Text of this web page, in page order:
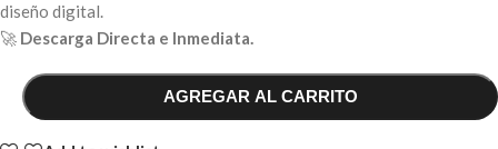
diseño digital.
🚀 Descarga Directa e Inmediata.
AGREGAR AL CARRITO